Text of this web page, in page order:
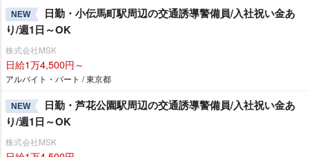
NEW
日勤・小伝馬町駅周辺の交通誘導警備員/入社祝い金あ
り/週1日～OK
株式会社MSK
日給1万4,500円～
アルバイト・パート / 東京都
NEW
日勤・芦花公園駅周辺の交通誘導警備員/入社祝い金あ
り/週1日～OK
株式会社MSK